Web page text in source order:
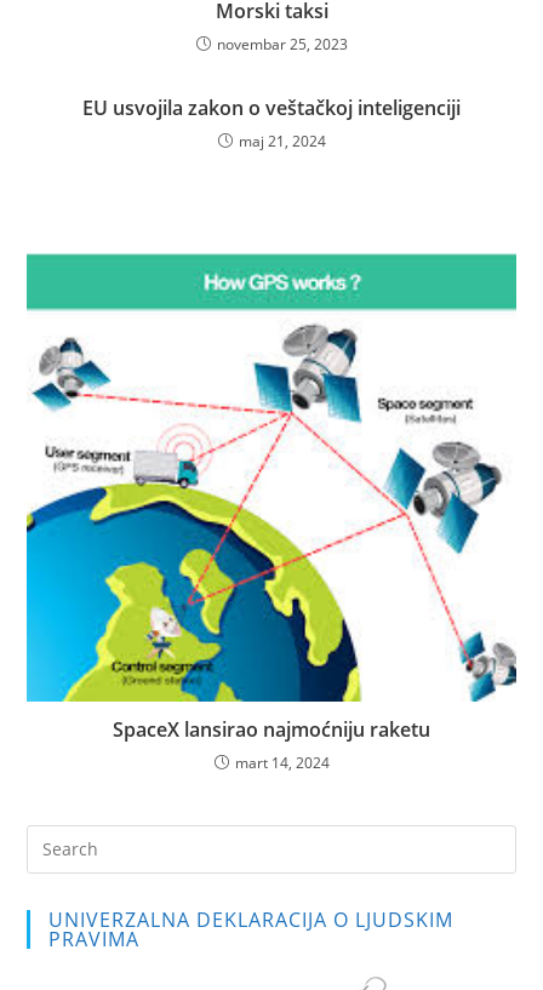
Morski taksi
novembar 25, 2023
EU usvojila zakon o veštačkoj inteligenciji
maj 21, 2024
SpaceX lansirao najmoćniju raketu
mart 14, 2024
UNIVERZALNA DEKLARACIJA O LJUDSKIM
PRAVIMA